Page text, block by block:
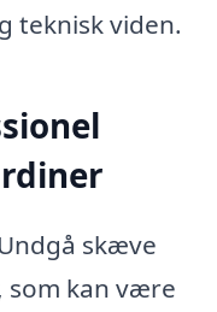
teknisk viden.
skæve
som kan være